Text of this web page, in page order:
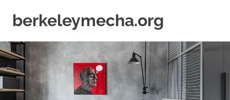
Skip
to
content
berkeleymecha.org
Bisnis
Terkini